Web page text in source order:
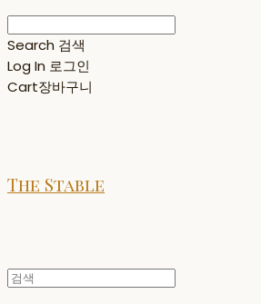
Search 검색
Log In 로그인
Cart장바구니
The Stable